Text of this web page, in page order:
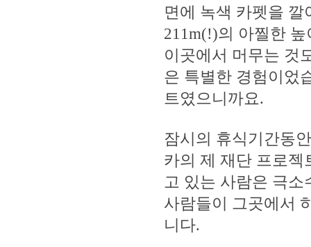
면에 녹색 카펫을
211m(!)의 아찔한
이곳에서 머무는 것
은 특별한 경험이었
트였으니까요.
잠시의 휴식기간동
카의 제 재단 프로젝
고 있는 사람은 극
사람들이 그곳에서
니다.